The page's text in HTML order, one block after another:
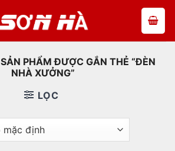
SẢN PHẨM ĐƯỢC GẮN THẺ “ĐÈN
NHÀ XƯỞNG”
LỌC